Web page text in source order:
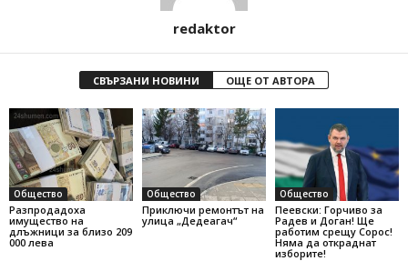
redaktor
СВЪРЗАНИ НОВИНИ ОЩЕ ОТ АВТОРА
Общество
Разпродадоха
имущество на
длъжници за близо 209
000 лева
Общество
Приключи ремонтът на
улица „Дедеагач“
Общество
Пеевски: Горчиво за
Радев и Доган! Ще
работим срещу Сорос!
Няма да откраднат
изборите!